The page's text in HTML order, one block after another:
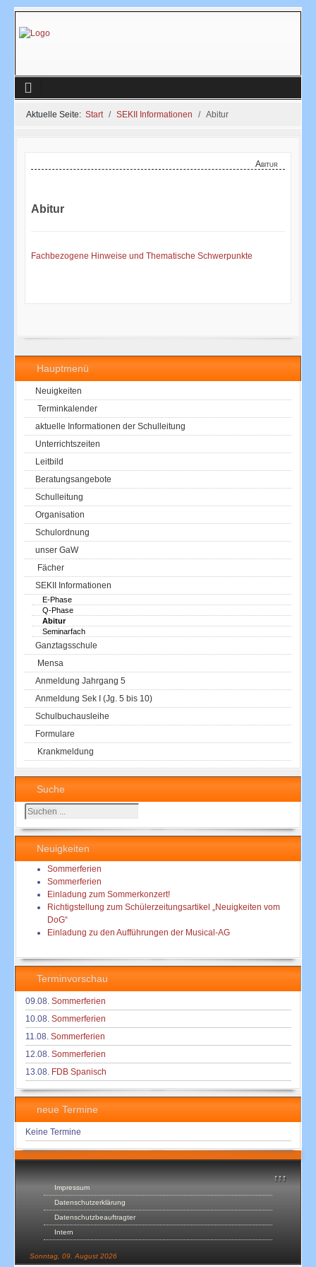
Aktuelle Seite: Start SEKII Informationen Abitur
↑↑↑
Impressum
Datenschutzerklärung
Datenschutzbeauftragter
Intern
Sonntag, 09. August 2026
Hauptmenü
Neuigkeiten
Terminkalender
aktuelle Informationen der Schulleitung
Unterrichtszeiten
Leitbild
Beratungsangebote
Schulleitung
Organisation
Schulordnung
unser GaW
Fächer
SEKII Informationen
E-Phase
Q-Phase
Abitur
Seminarfach
Ganztagsschule
Mensa
Anmeldung Jahrgang 5
Anmeldung Sek I (Jg. 5 bis 10)
Schulbuchausleihe
Formulare
Krankmeldung
Suche
Suchen
...
Neuigkeiten
Sommerferien
Sommerferien
Einladung zum Sommerkonzert!
Richtigstellung zum Schülerzeitungsartikel „Neuigkeiten vom
DoG“
Einladung zu den Aufführungen der Musical-AG
Terminvorschau
09.08. Sommerferien
10.08. Sommerferien
11.08. Sommerferien
12.08. Sommerferien
13.08. FDB Spanisch
neue Termine
Keine Termine
Abitur
Abitur
Fachbezogene Hinweise und Thematische Schwerpunkte